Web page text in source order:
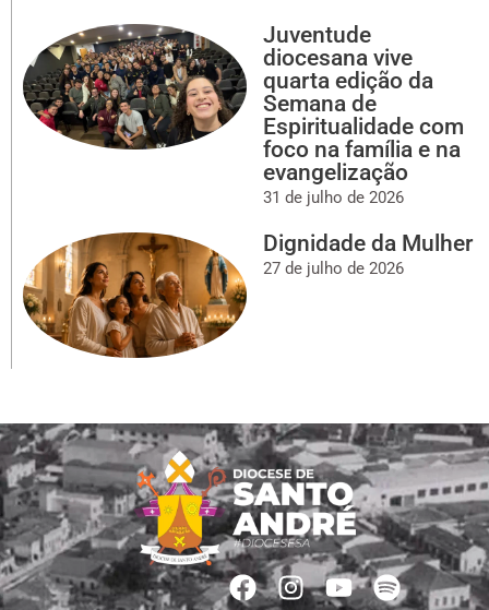
Juventude
diocesana vive
quarta edição da
Semana de
Espiritualidade com
foco na família e na
evangelização
31 de julho de 2026
Dignidade da Mulher
27 de julho de 2026